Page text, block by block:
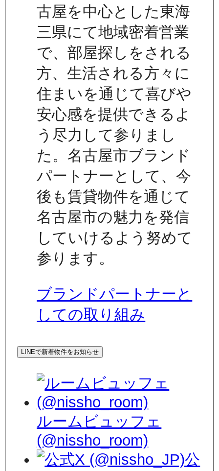
古屋を中心とした東海
三県にて地域密着営業
で、部屋探しをされる
方、生活される方々に
住まいを通じて喜びや
安心感を提供できるよ
う尽力して参りまし
た。名古屋市ブランド
パートナーとして、今
後も賃貸物件を通じて
名古屋市の魅力を発信
していけるよう努めて
参ります。
ブランドパートナーと
しての取り組み
LINEで新着物件をお知らせ
ルームビュッフェ
(@nissho_room)
公